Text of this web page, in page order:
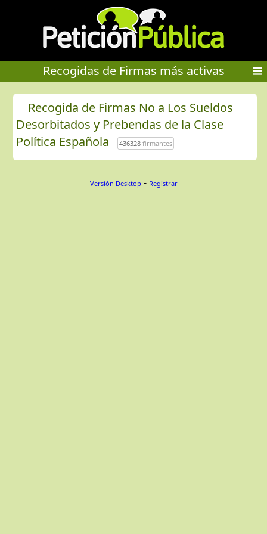
Recogidas de Firmas más activas
Recogida de Firmas No a Los Sueldos
Desorbitados y Prebendas de la Clase
Política Española
436328firmantes
Versión Desktop - Regístrar